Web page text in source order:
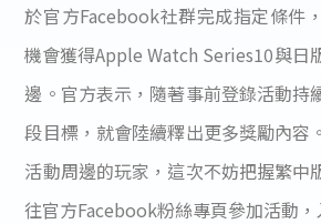
於官方Facebook社群完成指定條件
機會獲得Apple Watch Series10與日版例大祭絕版限量周
邊。官方表示，隨著事前登錄活動持
段目標，就會陸續釋出更多獎勵內容
活動周邊的玩家，這次不妨把握繁中
往官方Facebook粉絲專頁參加活動，